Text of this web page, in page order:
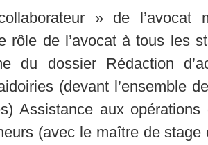
» de
rôle de l’avocat à tous les
du dossier Rédaction
(devant l’ensemble
Assistance aux
(avec le maître de stage